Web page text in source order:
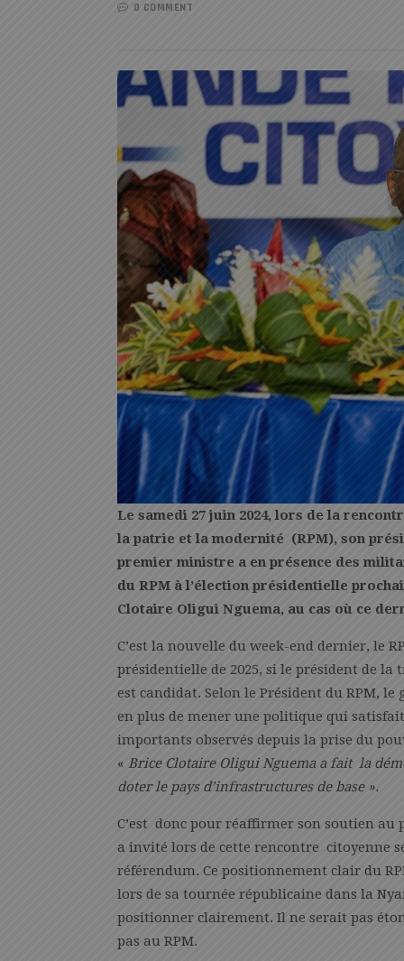
0 COMMENT
Le samedi 27 juin 2024, lors de la
la patrie et la modernité (RPM), son
premier ministre a en présence des
du RPM à l’élection présidentielle
Clotaire Oligui Nguema, au cas où ce
C’est la nouvelle du week-end dernier, le
présidentielle de 2025, si le président de
est candidat. Selon le Président du RPM,
en plus de mener une politique qui
importants observés depuis la prise du
« Brice Clotaire Oligui Nguema a fait la
doter le pays d’infrastructures de base ».
C’est donc pour réaffirmer son soutien
a invité lors de cette rencontre citoyenne
référendum. Ce positionnement clair du
lors de sa tournée républicaine dans la
positionner clairement. Il ne serait pas
pas au RPM.